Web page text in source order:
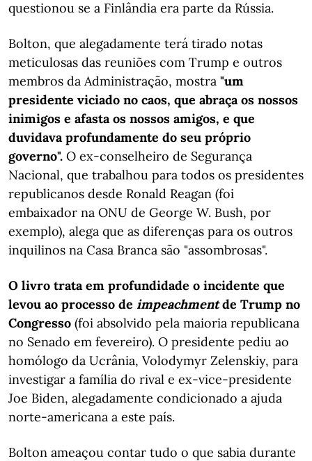
questionou se a Finlândia era parte da Rússia.
Bolton, que alegadamente terá tirado notas
meticulosas das reuniões com Trump e outros
membros da Administração, mostra "um
presidente viciado no caos, que abraça os nossos
inimigos e afasta os nossos amigos, e que
duvidava profundamente do seu próprio
governo". O ex-conselheiro de Segurança
Nacional, que trabalhou para todos os presidentes
republicanos desde Ronald Reagan (foi
embaixador na ONU de George W. Bush, por
exemplo), alega que as diferenças para os outros
inquilinos na Casa Branca são "assombrosas".
O livro trata em profundidade o incidente que
levou ao processo de impeachmentde Trump no
Congresso (foi absolvido pela maioria republicana
no Senado em fevereiro). O presidente pediu ao
homólogo da Ucrânia, Volodymyr Zelenskiy, para
investigar a família do rival e ex-vice-presidente
Joe Biden, alegadamente condicionado a ajuda
norte-americana a este país.
Bolton ameaçou contar tudo o que sabia durante